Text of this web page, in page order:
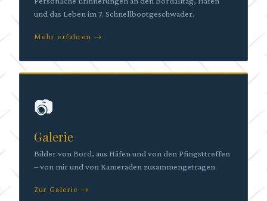
und das Leben im 7. Schnellbootgeschwader.
Mehr erfahren →
📷
Galerie
Bilder von Bord, aus Häfen und von den Pfingsttreffen
– von mir und von Kameraden zusammengetragen.
Zur Galerie →